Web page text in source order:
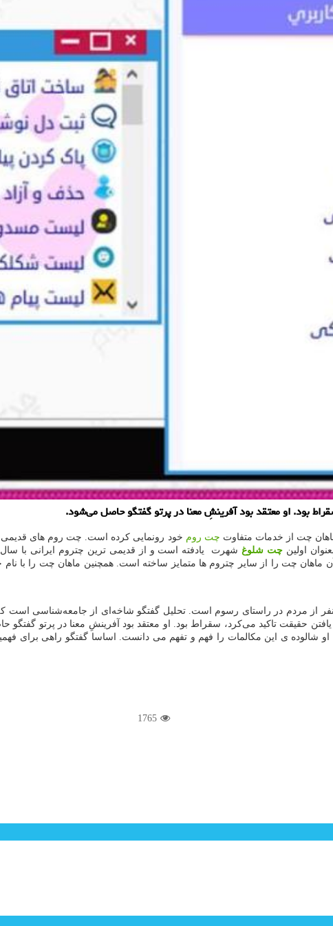
بود. او معتقد بود آفرینشِ معنا در پرتو گفتگو حاصل می‌شود.
چت از خدمات متفاوت چت روم خود رونمایی کرده است. چت روم های قدیمی
اولینچت شلوغ
ماهان چت را از سایر چتروم ها متمایز ساخته است. همچنین ماهان چت را با
نفر از مردم در راستای رسوم است. تحلیل گفتگو شاخه‌ای از جامعه‌شناسی است
حقیقت تاکید می‌کرد، سقراط بود. او معتقد بود آفرینشِ معنا در پرتو
شالوده ی این مکالمات را فهم و تفهم می دانست. اساسا گفتگو راهی برای
1765